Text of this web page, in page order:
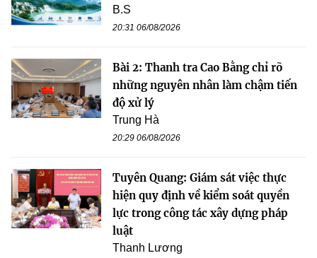
B.S
20:31 06/08/2026
Bài 2: Thanh tra Cao Bằng chỉ rõ
những nguyên nhân làm chậm tiến
độ xử lý
Trung Hà
20:29 06/08/2026
Tuyên Quang: Giám sát việc thực
hiện quy định về kiểm soát quyền
lực trong công tác xây dựng pháp
luật
Thanh Lương